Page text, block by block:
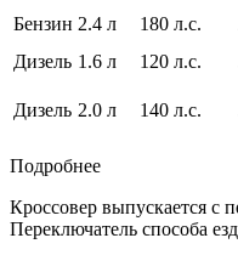
Бензин 2.4 л 180 л.с.
Дизель 1.6 л 120 л.с.
Дизель 2.0 л 140 л.с.
Подробнее
Кроссовер выпускается
Переключатель способа